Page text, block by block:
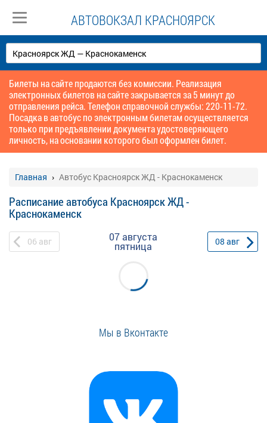
АВТОВОКЗАЛ КРАСНОЯРСК
Билеты на сайте продаются без комиссии. Реализация
электронных билетов на сайте закрывается за 5 минут до
отправления рейса. Телефон справочной службы: 220-11-72.
Посадка в автобус по электронным билетам осуществляется
только при предъявлении документа удостоверяющего
личность, на основании которого был оформлен билет.
Главная Автобус Красноярск ЖД - Краснокаменск
Расписание автобуса Красноярск ЖД -
Краснокаменск
06 авг 07 августа
пятница 08 авг
Мы в Вконтакте